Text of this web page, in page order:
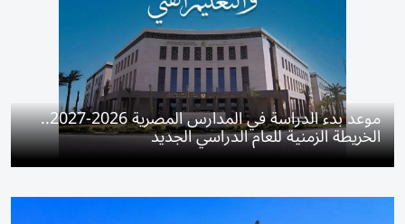
موعد بدء الدراسة في المدارس المصرية 2026-2027..
الخريطة الزمنية للعام الدراسي الجديد